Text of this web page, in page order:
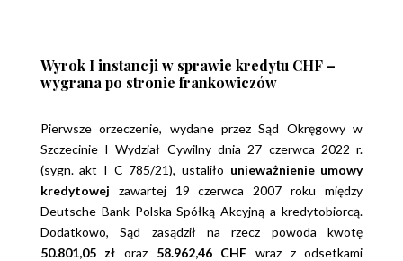
Wyrok I instancji w sprawie kredytu CHF –
wygrana po stronie frankowiczów
Pierwsze orzeczenie, wydane przez Sąd Okręgowy w
Szczecinie I Wydział Cywilny dnia 27 czerwca 2022 r.
(sygn. akt I C 785/21), ustaliło unieważnienie umowy
kredytowej zawartej 19 czerwca 2007 roku między
Deutsche Bank Polska Spółką Akcyjną a kredytobiorcą.
Dodatkowo, Sąd zasądził na rzecz powoda kwotę
50.801,05 złoraz 58.962,46 CHF wraz z odsetkami